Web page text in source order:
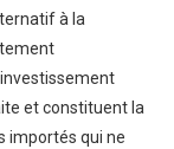
à la
et constituent la
importés qui ne